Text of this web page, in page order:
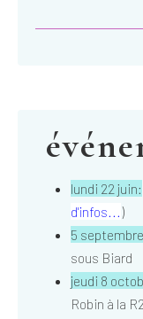
lundi 22 juin:
d'infos...)
5
sous Biard
jeudi 8
Robin à la